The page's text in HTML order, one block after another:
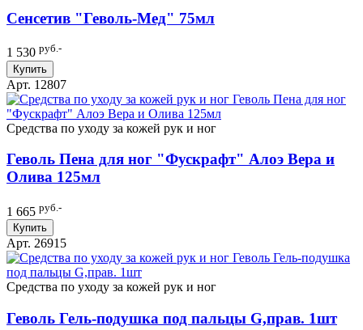
Сенсетив "Геволь-Мед" 75мл
1 530 руб.-
Купить
Арт. 12807
Средства по уходу за кожей рук и ног
Геволь Пена для ног "Фускрафт" Алоэ Вера и
Олива 125мл
1 665 руб.-
Купить
Арт. 26915
Средства по уходу за кожей рук и ног
Геволь Гель-подушка под пальцы G,прав. 1шт